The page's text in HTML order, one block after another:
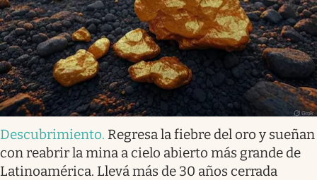
Descubrimiento. Regresa la fiebre del oro y sueñan
con reabrir la mina a cielo abierto más grande de
Latinoamérica. Llevá más de 30 años cerrada